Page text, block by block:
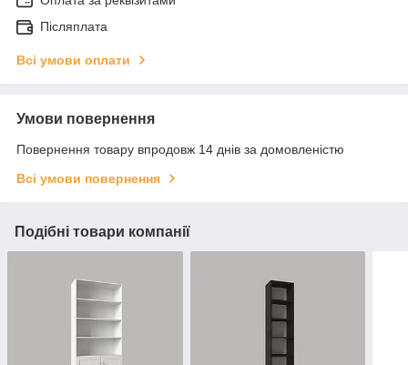
Післяплата
Всі умови оплати
Умови повернення
Повернення товару впродовж 14 днів за домовленістю
Всі умови повернення
Подібні товари компанії